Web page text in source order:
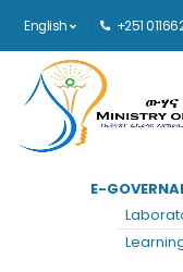
English +251
Main
E-